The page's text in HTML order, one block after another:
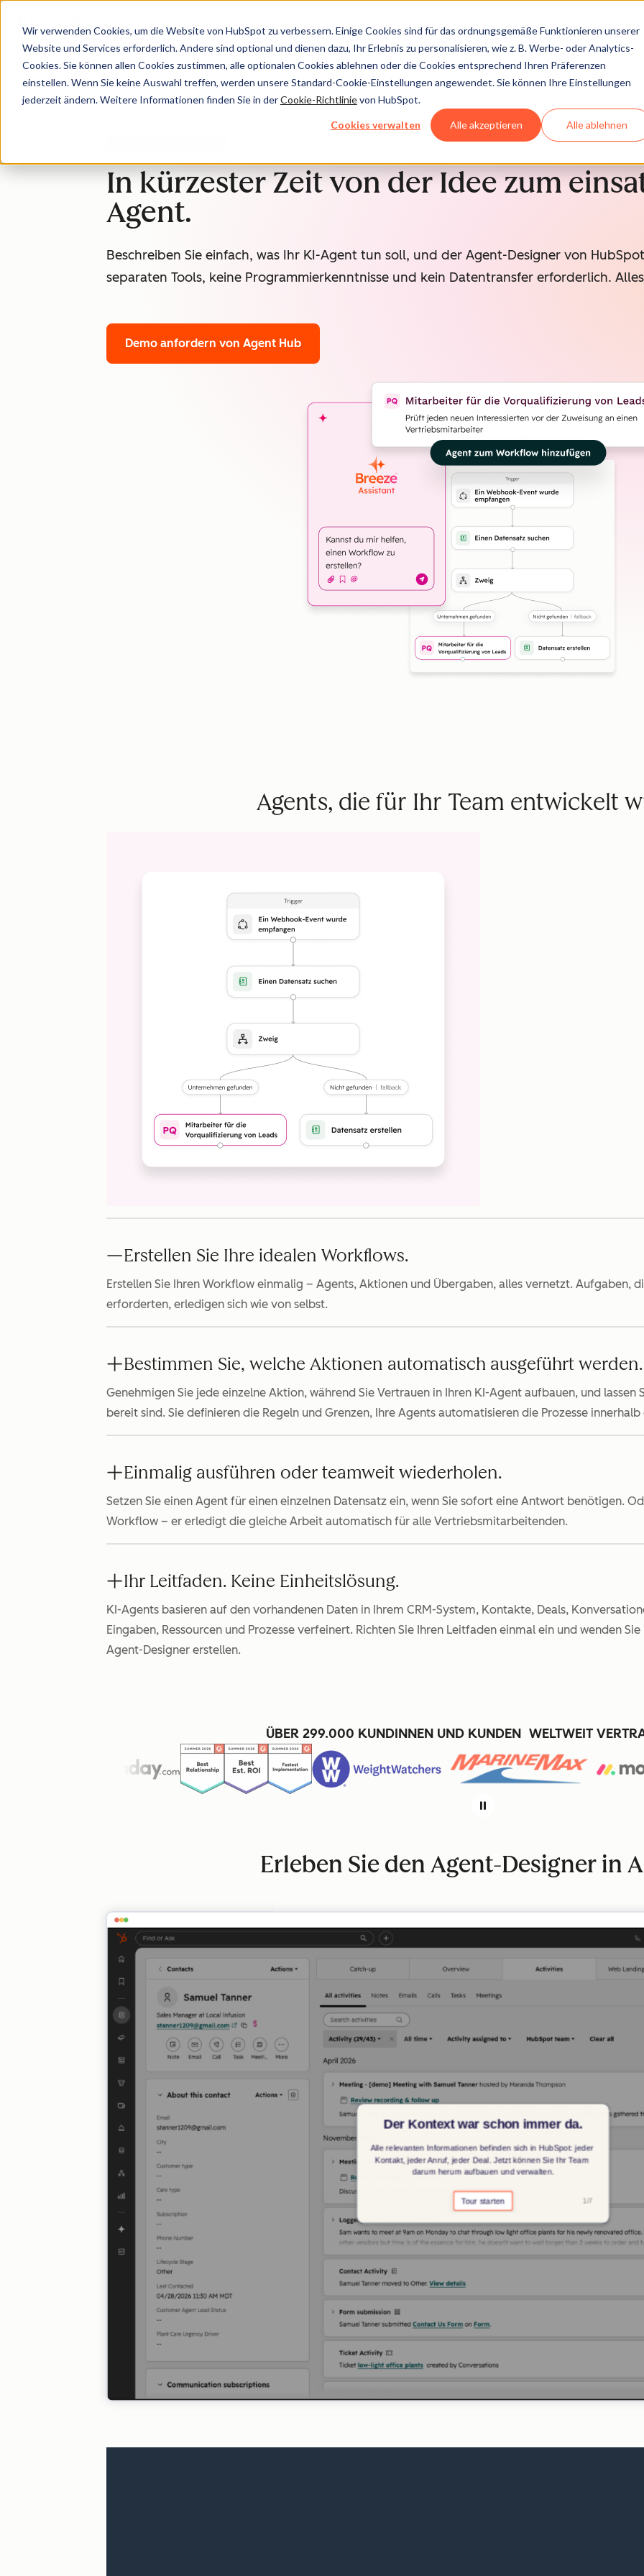
Wir verwenden Cookies, um die Website von HubSpot zu verbessern. Einige Cookies sind für das ordnungsgemäße Funktionieren unserer
Website und Services erforderlich. Andere sind optional und dienen dazu, Ihr Erlebnis zu personalisieren, wie z. B. Werbe- oder Analytics-
Cookies. Sie können allen Cookies zustimmen, alle optionalen Cookies ablehnen oder die Cookies entsprechend Ihren Präferenzen
einstellen. Wenn Sie keine Auswahl treffen, werden unsere Standard-Cookie-Einstellungen angewendet. Sie können Ihre Einstellungen
jederzeit ändern. Weitere Informationen finden Sie in derCookie-Richtlinievon HubSpot.
Cookies verwalten Alle akzeptieren Alle ablehnen
Agent Hub
In kürzester Zeit von der Idee zum
Agent.
Beschreiben Sie einfach, was Ihr KI-Agent tun soll, und der Agent-Designer von
separaten Tools, keine Programmierkenntnisse und kein Datentransfer erforderlich.
Demo anfordern von Agent Hub
Agents, die für Ihr Team entwickelt
Erstellen Sie Ihre idealen Workflows.
Erstellen Sie Ihren Workflow einmalig – Agents, Aktionen und Übergaben, alles vernetzt. Aufgaben,
erforderten, erledigen sich wie von selbst.
Bestimmen Sie, welche Aktionen automatisch ausgeführt werden.
Genehmigen Sie jede einzelne Aktion, während Sie Vertrauen in Ihren KI-Agent aufbauen, und lassen
bereit sind. Sie definieren die Regeln und Grenzen, Ihre Agents automatisieren die Prozesse innerhalb
Einmalig ausführen oder teamweit wiederholen.
Setzen Sie einen Agent für einen einzelnen Datensatz ein, wenn Sie sofort eine Antwort benötigen.
Workflow – er erledigt die gleiche Arbeit automatisch für alle Vertriebsmitarbeitenden.
Ihr Leitfaden. Keine Einheitslösung.
KI-Agents basieren auf den vorhandenen Daten in Ihrem CRM-System, Kontakte, Deals,
Eingaben, Ressourcen und Prozesse verfeinert. Richten Sie Ihren Leitfaden einmal ein und wenden
Agent-Designer erstellen.
ÜBER 299.000 KUNDINNEN UND KUNDEN WELTWEIT
Erleben Sie den Agent-Designer in